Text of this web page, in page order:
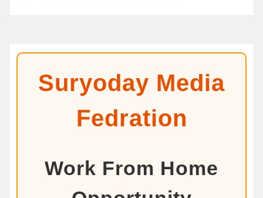
Suryoday Media
Fedration
Work From Home